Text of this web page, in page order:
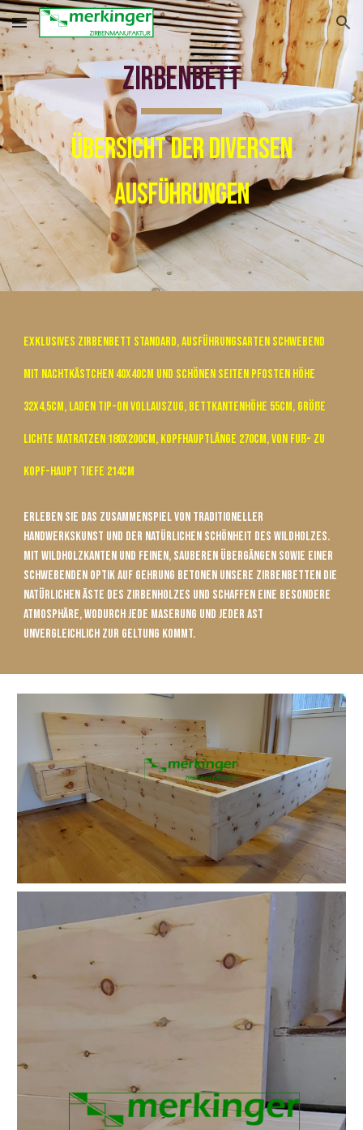
Skip to main content Skip to navigation
Zirbenbett
Übersicht der diversen
Ausführungen
Exklusives Zirbenbett Standard, Ausführungsarten schwebend
mit Nachtkästchen 40x40cm und schönen Seiten Pfosten höhe
32x4,5cm, Laden TIP-ON Vollauszug, Bettkantenhöhe 55cm, Größe
Lichte Matratzen 180x200cm, Kopfhauptlänge 270cm, von Fuß- zu
Kopf-Haupt tiefe 214cm
Erleben Sie das Zusammenspiel von traditioneller
Handwerkskunst und der natürlichen Schönheit des Wildholzes.
Mit Wildholzkanten und feinen, sauberen Übergängen sowie einer
schwebenden Optik auf Gehrung betonen unsere Zirbenbetten die
natürlichen Äste des Zirbenholzes und schaffen eine besondere
Atmosphäre, wodurch jede Maserung und jeder Ast
unvergleichlich zur Geltung kommt.